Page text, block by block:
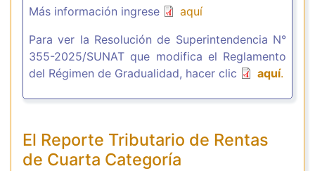
Más información ingrese
aquí
Para ver la Resolución de Superintendencia N°
355-2025/SUNAT que modifica el Reglamento
del Régimen de Gradualidad, hacer clic
aquí.
El Reporte Tributario de Rentas
de Cuarta Categoría